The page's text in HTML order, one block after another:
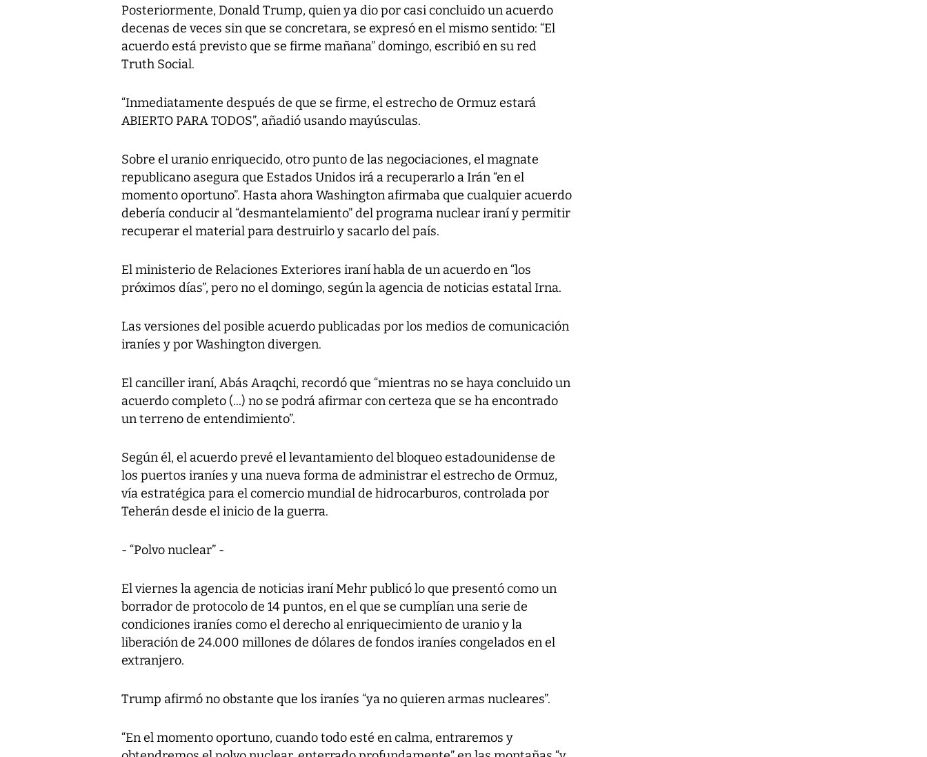
Posteriormente, Donald Trump, quien ya dio por casi concluido un acuerdo
decenas de veces sin que se concretara, se expresó en el mismo sentido: “El
acuerdo está previsto que se firme mañana” domingo, escribió en su red
Truth Social.
“Inmediatamente después de que se firme, el estrecho de Ormuz estará
ABIERTO PARA TODOS”, añadió usando mayúsculas.
Sobre el uranio enriquecido, otro punto de las negociaciones, el magnate
republicano asegura que Estados Unidos irá a recuperarlo a Irán “en el
momento oportuno”. Hasta ahora Washington afirmaba que cualquier acuerdo
debería conducir al “desmantelamiento” del programa nuclear iraní y permitir
recuperar el material para destruirlo y sacarlo del país.
El ministerio de Relaciones Exteriores iraní habla de un acuerdo en “los
próximos días”, pero no el domingo, según la agencia de noticias estatal Irna.
Las versiones del posible acuerdo publicadas por los medios de comunicación
iraníes y por Washington divergen.
El canciller iraní, Abás Araqchi, recordó que “mientras no se haya concluido un
acuerdo completo (...) no se podrá afirmar con certeza que se ha encontrado
un terreno de entendimiento”.
Según él, el acuerdo prevé el levantamiento del bloqueo estadounidense de
los puertos iraníes y una nueva forma de administrar el estrecho de Ormuz,
vía estratégica para el comercio mundial de hidrocarburos, controlada por
Teherán desde el inicio de la guerra.
- “Polvo nuclear” -
El viernes la agencia de noticias iraní Mehr publicó lo que presentó como un
borrador de protocolo de 14 puntos, en el que se cumplían una serie de
condiciones iraníes como el derecho al enriquecimiento de uranio y la
liberación de 24.000 millones de dólares de fondos iraníes congelados en el
extranjero.
Trump afirmó no obstante que los iraníes “ya no quieren armas nucleares”.
“En el momento oportuno, cuando todo esté en calma, entraremos y